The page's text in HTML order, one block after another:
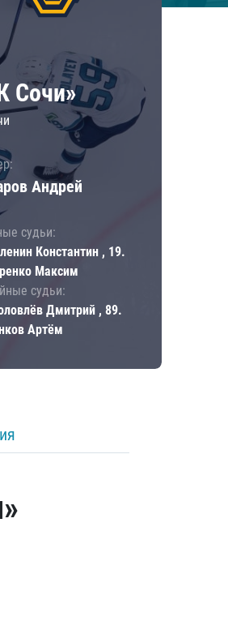
Сочи»
Андрей
судьи:
Константин , 19.
Максим
судьи:
Дмитрий , 89.
Артём